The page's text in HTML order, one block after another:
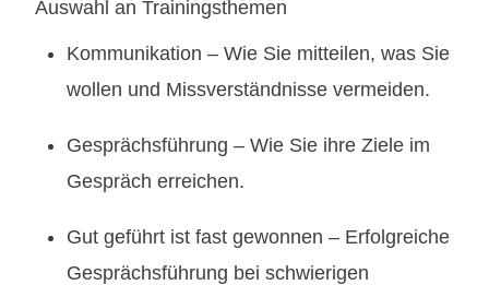
Auswahl an Trainingsthemen
Kommunikation – Wie Sie mitteilen, was Sie
wollen und Missverständnisse vermeiden.
Gesprächsführung – Wie Sie ihre Ziele im
Gespräch erreichen.
Gut geführt ist fast gewonnen – Erfolgreiche
Gesprächsführung bei schwierigen